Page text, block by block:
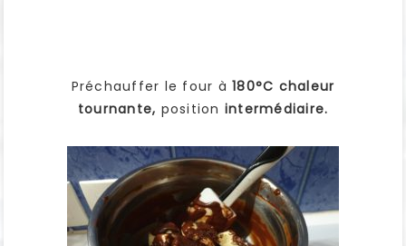
Préchauffer le four à180°C chaleur
tournante, position intermédiaire.